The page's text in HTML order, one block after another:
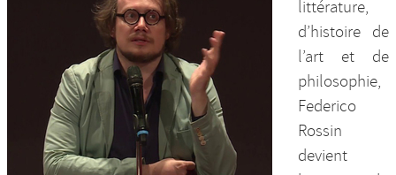
Nos productions et +
littérature,
d’histoire de
l’art et de
philosophie,
Federico
Rossin
devient